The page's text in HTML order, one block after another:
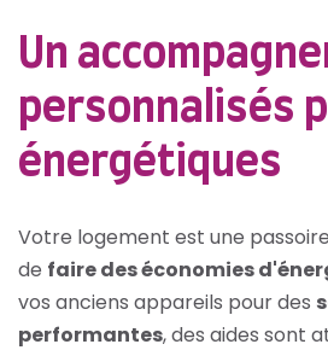
Un
personnalisés
énergétiques
Votre logement est une
de faire des économies
vos anciens appareils pour des
performantes, des aides sont